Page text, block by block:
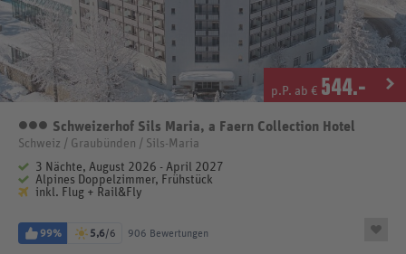
p.P. ab € 544.-
3 Sterne
Schweizerhof Sils Maria, a Faern Collection Hotel
Schweiz / Graubünden / Sils-Maria
3 Nächte, August 2026 - April 2027
Alpines Doppelzimmer, Frühstück
inkl. Flug + Rail&Fly
99% 5,6/6 906 Bewertungen